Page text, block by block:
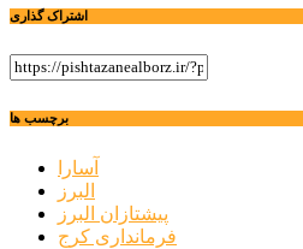
اشتراک گذاری
برچسب ها
آسارا
البرز
پیشتازان البرز
فرمانداری کرج